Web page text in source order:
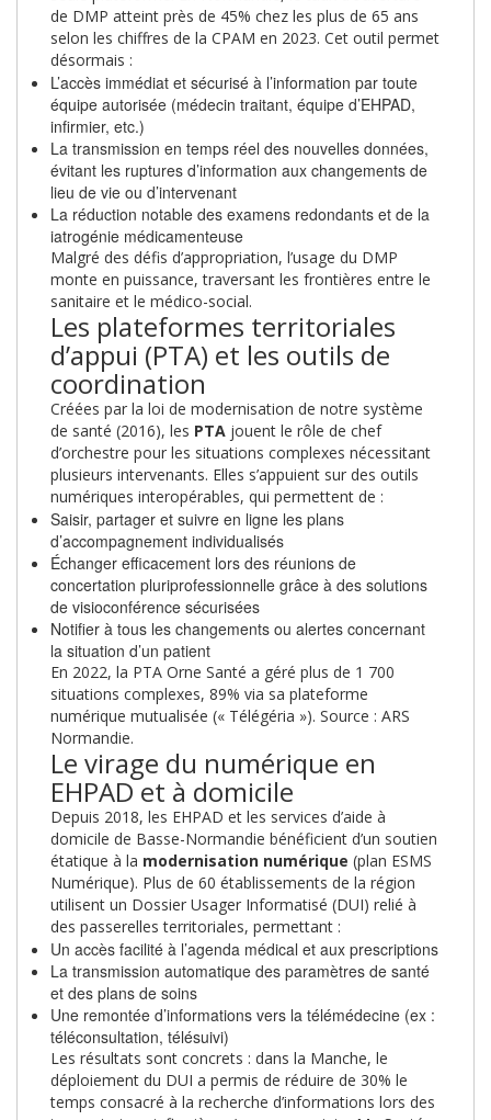
de DMP atteint près de 45% chez les plus de 65 ans
selon les chiffres de la CPAM en 2023. Cet outil permet
désormais :
L’accès immédiat et sécurisé à l’information par toute
équipe autorisée (médecin traitant, équipe d’EHPAD,
infirmier, etc.)
La transmission en temps réel des nouvelles données,
évitant les ruptures d’information aux changements de
lieu de vie ou d’intervenant
La réduction notable des examens redondants et de la
iatrogénie médicamenteuse
Malgré des défis d’appropriation, l’usage du DMP
monte en puissance, traversant les frontières entre le
sanitaire et le médico-social.
Les plateformes territoriales
d’appui (PTA) et les outils de
coordination
Créées par la loi de modernisation de notre système
de santé (2016), les PTA jouent le rôle de chef
d’orchestre pour les situations complexes nécessitant
plusieurs intervenants. Elles s’appuient sur des outils
numériques interopérables, qui permettent de :
Saisir, partager et suivre en ligne les plans
d’accompagnement individualisés
Échanger efficacement lors des réunions de
concertation pluriprofessionnelle grâce à des solutions
de visioconférence sécurisées
Notifier à tous les changements ou alertes concernant
la situation d’un patient
En 2022, la PTA Orne Santé a géré plus de 1 700
situations complexes, 89% via sa plateforme
numérique mutualisée (« Télégéria »). Source : ARS
Normandie.
Le virage du numérique en
EHPAD et à domicile
Depuis 2018, les EHPAD et les services d’aide à
domicile de Basse-Normandie bénéficient d’un soutien
étatique à la modernisation numérique (plan ESMS
Numérique). Plus de 60 établissements de la région
utilisent un Dossier Usager Informatisé (DUI) relié à
des passerelles territoriales, permettant :
Un accès facilité à l’agenda médical et aux prescriptions
La transmission automatique des paramètres de santé
et des plans de soins
Une remontée d’informations vers la télémédecine (ex :
téléconsultation, télésuivi)
Les résultats sont concrets : dans la Manche, le
déploiement du DUI a permis de réduire de 30% le
temps consacré à la recherche d’informations lors des